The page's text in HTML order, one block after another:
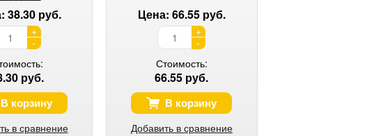
38.30 руб.
+
-
руб.
В корзину
в сравнение
Цена: 66.55 руб.
+
-
Стоимость:
66.55 руб.
В корзину
Добавить в сравнение